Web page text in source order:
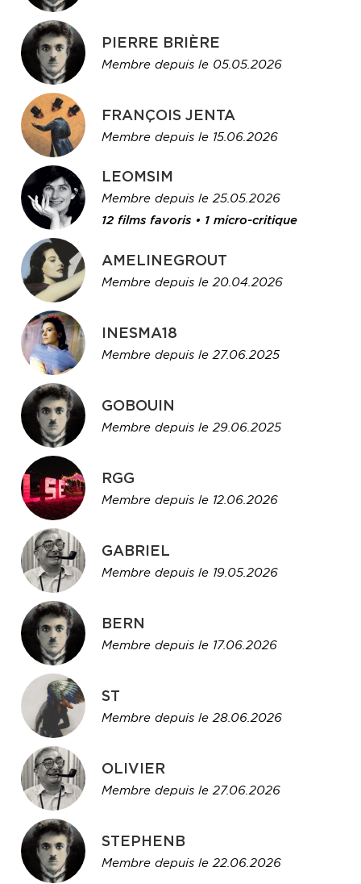
PIERRE BRIÈRE
Membre depuis le 05.05.2026
FRANÇOIS JENTA
Membre depuis le 15.06.2026
LEOMSIM
Membre depuis le 25.05.2026
12 films favoris • 1 micro-critique
AMELINEGROUT
Membre depuis le 20.04.2026
INESMA18
Membre depuis le 27.06.2025
GOBOUIN
Membre depuis le 29.06.2025
RGG
Membre depuis le 12.06.2026
GABRIEL
Membre depuis le 19.05.2026
BERN
Membre depuis le 17.06.2026
ST
Membre depuis le 28.06.2026
OLIVIER
Membre depuis le 27.06.2026
STEPHENB
Membre depuis le 22.06.2026